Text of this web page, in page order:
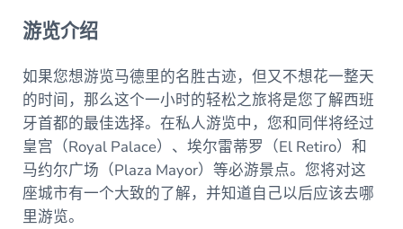
游览介绍
如果您想游览马德里的名胜古迹，但又不想花一整天
的时间，那么这个一小时的轻松之旅将是您了解西班
牙首都的最佳选择。在私人游览中，您和同伴将经过
皇宫（Royal Palace）、埃尔雷蒂罗（El Retiro）和
马约尔广场（Plaza Mayor）等必游景点。您将对这
座城市有一个大致的了解，并知道自己以后应该去哪
里游览。